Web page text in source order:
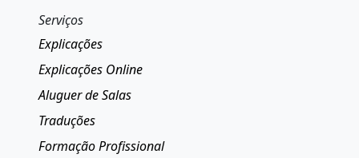
Serviços
Explicações
Explicações Online
Aluguer de Salas
Traduções
Formação Profissional